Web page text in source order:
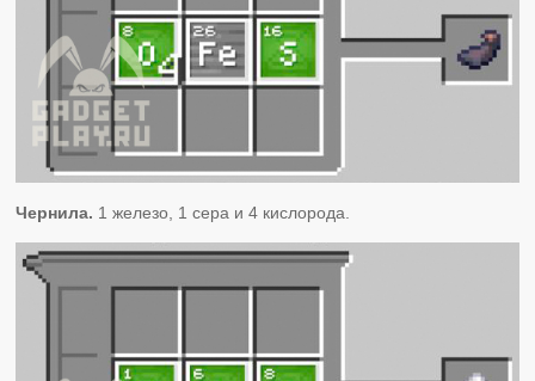
Чернила. 1 железо, 1 сера и 4 кислорода.